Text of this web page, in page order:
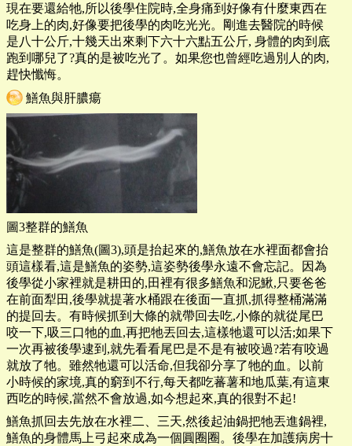
現在要還給牠,所以後學住院時,全身痛到好像有什麼東西在
吃身上的肉,好像要把後學的肉吃光光。剛進去醫院的時候
是八十公斤,十幾天出來剩下六十六點五公斤, 身體的肉到底
跑到哪兒了?真的是被吃光了。如果您也曾經吃過別人的肉,
趕快懺悔。
鱔魚與肝膿瘍
圖3整群的鱔魚
這是整群的鱔魚(圖3),頭是抬起來的,鱔魚放在水裡面都會抬
頭這樣看,這是鱔魚的姿勢,這姿勢後學永遠不會忘記。因為
後學從小家裡就是耕田的,田裡有很多鱔魚和泥鰍,只要爸爸
在前面犁田,後學就提著水桶跟在後面一直抓,抓得整桶滿滿
的提回去。有時候抓到大條的就帶回去吃,小條的就從尾巴
咬一下,吸三口牠的血,再把牠丟回去,這樣牠還可以活;如果下
一次再被後學逮到,就先看看尾巴是不是有被咬過?若有咬過
就放了牠。雖然牠還可以活命,但我卻分享了牠的血。以前
小時候的家境,真的窮到不行,每天都吃蕃薯和地瓜葉,有這東
西吃的時候,當然不會放過,如今想起來,真的很對不起!
鱔魚抓回去先放在水裡二、三天,然後起油鍋把牠丟進鍋裡,
鱔魚的身體馬上弓起來成為一個圓圈圈。後學在加護病房十